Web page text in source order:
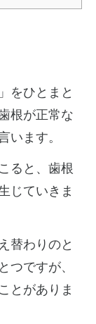
をひとまと
根が正常な
います。
ると、歯根
じていきま
替わりのと
つですが、
とがありま